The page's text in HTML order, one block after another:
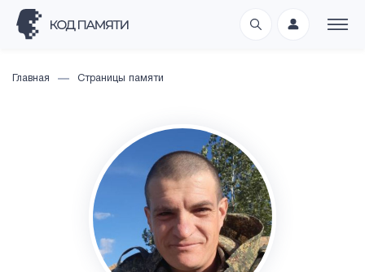
Главная Страницы памяти